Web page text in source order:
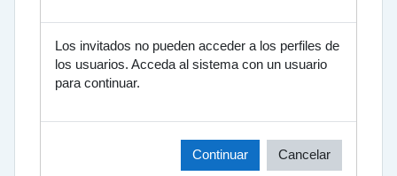
Los invitados no pueden acceder a los perfiles de
los usuarios. Acceda al sistema con un usuario
para continuar.
Continuar Cancelar